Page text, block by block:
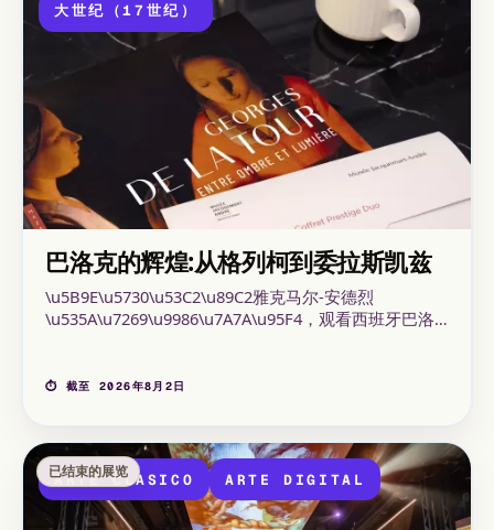
大世纪（17世纪）
巴洛克的辉煌:从格列柯到委拉斯凯兹
\u5B9E\u5730\u53C2\u89C2雅克马尔-安德烈
\u535A\u7269\u9986\u7A7A\u95F4，观看西班牙巴洛
\u827A\u672F\u4F5C\u54C1，其中包括黄金时代大师
⏱ 截至 2026年8月2日
已结束的展览
ARTE CLASICO ARTE DIGITAL